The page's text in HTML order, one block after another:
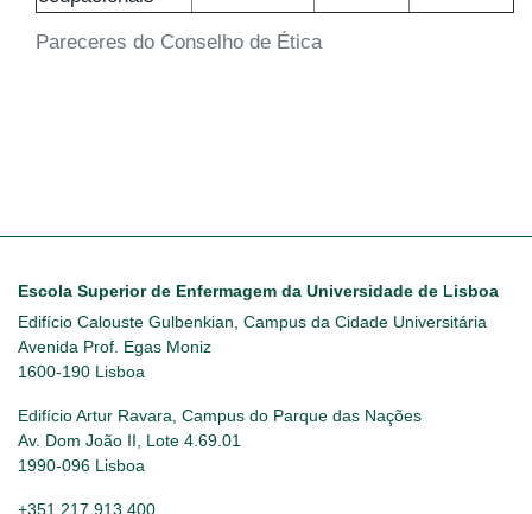
Pareceres do Conselho de Ética
Escola Superior de Enfermagem da Universidade de Lisboa
Edifício Calouste Gulbenkian, Campus da Cidade Universitária
Avenida Prof. Egas Moniz
1600-190 Lisboa
Edifício Artur Ravara, Campus do Parque das Nações
Av. Dom João II, Lote 4.69.01
1990-096 Lisboa
+351 217 913 400